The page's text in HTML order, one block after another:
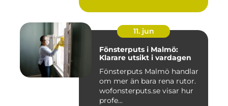
11. jun
Fönsterputs i Malmö:
Klarare utsikt i vardagen
Fönsterputs Malmö handlar
om mer än bara rena rutor.
wofonsterputs.se visar hur
profe...